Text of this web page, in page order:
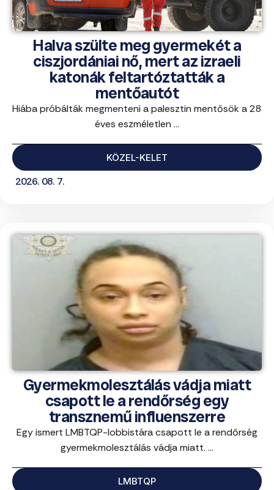
Halva szülte meg gyermekét a
ciszjordániai nő, mert az izraeli
katonák feltartóztatták a
mentőautót
Hiába próbálták megmenteni a palesztin mentősök a 28
éves eszméletlen ...
KÖZEL-KELET
2026. 08. 7.
Gyermekmolesztálás vádja miatt
csapott le a rendőrség egy
transznemű influenszerre
Egy ismert LMBTQP-lobbistára csapott le a rendőrség
gyermekmolesztálás vádja miatt. ...
LMBTQP